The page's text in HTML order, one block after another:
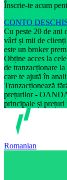
Înscrie-te acum
CONTO
Cu peste 20 de ani
vârf și mii de
este un broker
Obține acces la
de tranzacționare
care te ajută în
Tranzacționează
prețurilor -
principale și prețuri
Romanian